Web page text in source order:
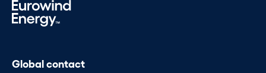
Global contact